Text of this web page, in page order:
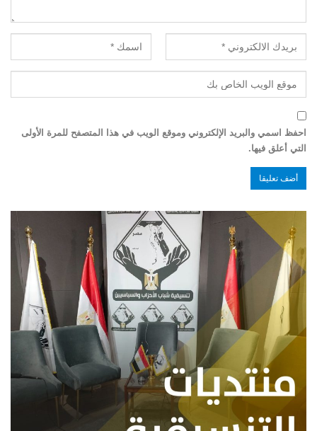
احفظ اسمي والبريد الإلكتروني وموقع الويب في هذا المتصفح للمرة الأولى
التي أعلق فيها.